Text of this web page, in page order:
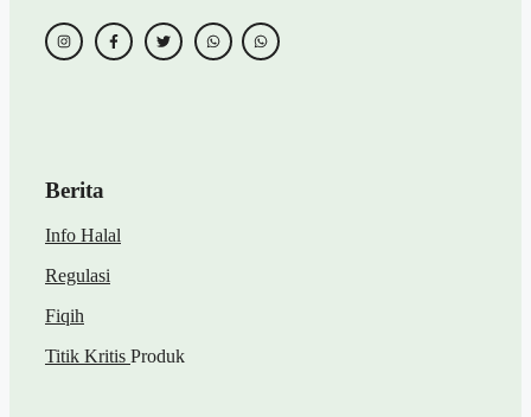
Berita
Info Halal
Regulasi
Fiqih
Titik Kritis Produk